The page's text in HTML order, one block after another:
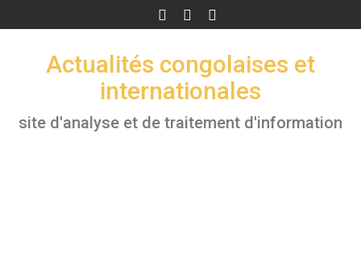
to
Actualités congolaises et
internationales
site d'analyse et de traitement d'information